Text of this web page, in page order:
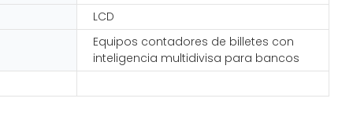
LCD
Equipos contadores de billetes con
inteligencia multidivisa para bancos